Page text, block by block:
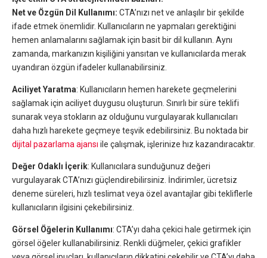
Net ve Özgün Dil Kullanımı: CTA’nızı net ve anlaşılır bir şekilde
ifade etmek önemlidir. Kullanıcıların ne yapmaları gerektiğini
hemen anlamalarını sağlamak için basit bir dil kullanın. Aynı
zamanda, markanızın kişiliğini yansıtan ve kullanıcılarda merak
uyandıran özgün ifadeler kullanabilirsiniz.
Aciliyet Yaratma: Kullanıcıların hemen harekete geçmelerini
sağlamak için aciliyet duygusu oluşturun. Sınırlı bir süre teklifi
sunarak veya stokların az olduğunu vurgulayarak kullanıcıları
daha hızlı harekete geçmeye teşvik edebilirsiniz. Bu noktada bir
dijital pazarlama ajansı ile çalışmak, işlerinize hız kazandıracaktır.
Değer Odaklı İçerik: Kullanıcılara sunduğunuz değeri
vurgulayarak CTA’nızı güçlendirebilirsiniz. İndirimler, ücretsiz
deneme süreleri, hızlı teslimat veya özel avantajlar gibi tekliflerle
kullanıcıların ilgisini çekebilirsiniz.
Görsel Öğelerin Kullanımı: CTA’yı daha çekici hale getirmek için
görsel öğeler kullanabilirsiniz. Renkli düğmeler, çekici grafikler